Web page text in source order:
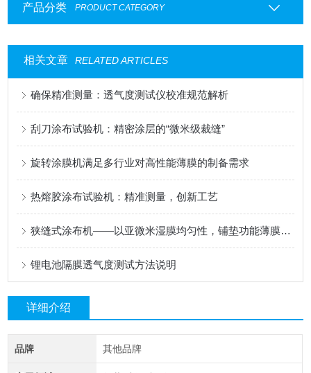
产品分类 PRODUCT CATEGORY
相关文章 RELATED ARTICLES
确保精准测量：透气度测试仪校准规范解析
刮刀涂布试验机：精密涂层的“微米级裁缝”
旋转涂膜机满足多行业对高性能薄膜的制备需求
热熔胶涂布试验机：精准测量，创新工艺
狭缝式涂布机——以亚微米湿膜均匀性，铺垫功能薄膜的性能基石
锂电池隔膜透气度测试方法说明
详细介绍
品牌 其他品牌